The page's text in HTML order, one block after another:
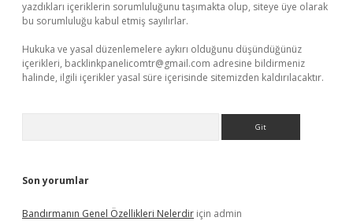
yazdıkları içeriklerin sorumluluğunu taşımakta olup, siteye üye olarak
bu sorumluluğu kabul etmiş sayılırlar.
Hukuka ve yasal düzenlemelere aykırı olduğunu düşündüğünüz
içerikleri, backlinkpanelicomtr@gmail.com adresine bildirmeniz
halinde, ilgili içerikler yasal süre içerisinde sitemizden kaldırılacaktır.
Son yorumlar
Bandırmanın Genel Özellikleri Nelerdir için admin